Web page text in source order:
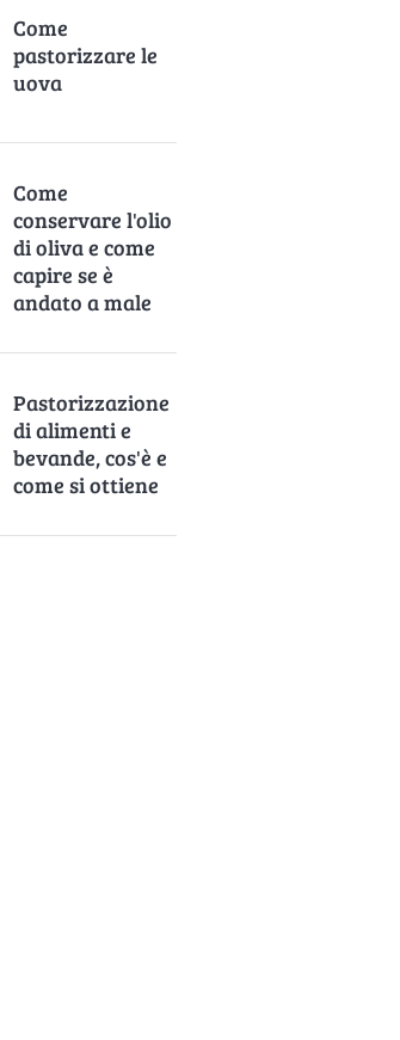
Come
pastorizzare le
uova
Come
conservare l'olio
di oliva e come
capire se è
andato a male
Pastorizzazione
di alimenti e
bevande, cos'è e
come si ottiene